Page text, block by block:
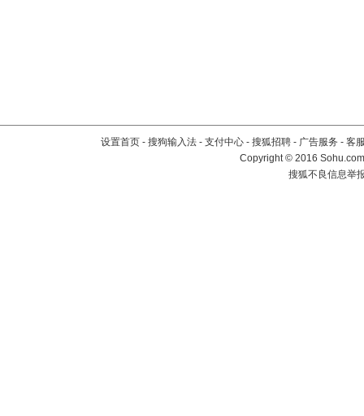
设置首页 - 搜狗输入法 - 支付中心 - 搜狐招聘 - 广告服务 - 客
Copyright©2016
搜狐不良信息举